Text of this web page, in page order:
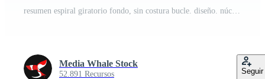
resumen espiral giratorio fondo, sin costura bucle. diseño. núcleo o esfera rodeado por hilado rayas. Vídeo Pro
Media Whale Stock
52.891 Recursos Seguir